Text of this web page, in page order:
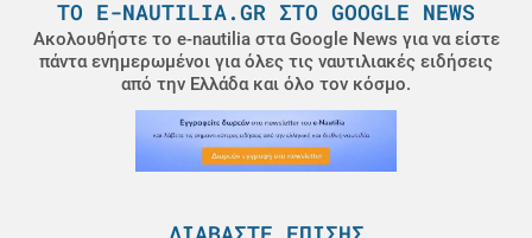
ΤΟ E-NAUTILIA.GR ΣΤΟ GOOGLE NEWS
Ακολουθήστε το e-nautilia στα Google News για να είστε
πάντα ενημερωμένοι για όλες τις ναυτιλιακές ειδήσεις
από την Ελλάδα και όλο τον κόσμο.